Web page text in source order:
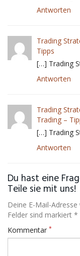
Antworten
Trading
Tipps
[…] Trading
Antworten
Trading
Trading –
[…] Trading
Antworten
Du hast eine
Teile sie mit uns!
Deine E-Mail-
Felder sind markiert *
Kommentar *